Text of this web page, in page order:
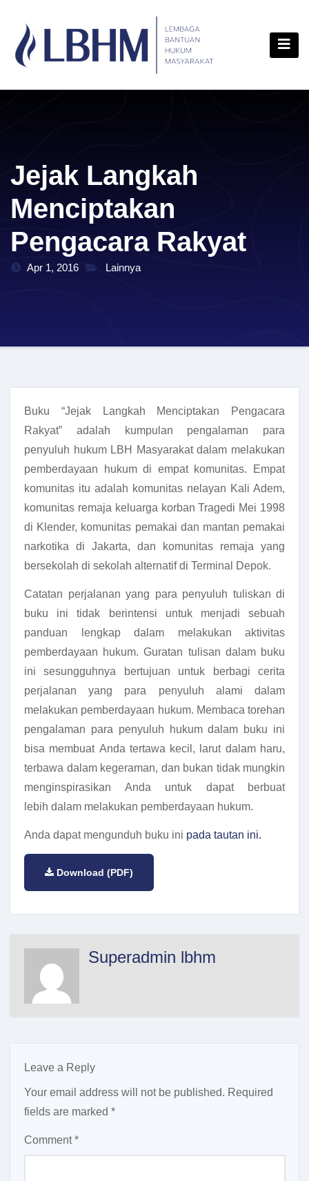
content
Jejak Langkah
Menciptakan
Pengacara Rakyat
Apr 1, 2016 Lainnya
Buku “Jejak Langkah Menciptakan Pengacara
Rakyat” adalah kumpulan pengalaman para
penyuluh hukum LBH Masyarakat dalam melakukan
pemberdayaan hukum di empat komunitas. Empat
komunitas itu adalah komunitas nelayan Kali Adem,
komunitas remaja keluarga korban Tragedi Mei 1998
di Klender, komunitas pemakai dan mantan pemakai
narkotika di Jakarta, dan komunitas remaja yang
bersekolah di sekolah alternatif di Terminal Depok.
Catatan perjalanan yang para penyuluh tuliskan di
buku ini tidak berintensi untuk menjadi sebuah
panduan lengkap dalam melakukan aktivitas
pemberdayaan hukum. Guratan tulisan dalam buku
ini sesungguhnya bertujuan untuk berbagi cerita
perjalanan yang para penyuluh alami dalam
melakukan pemberdayaan hukum. Membaca torehan
pengalaman para penyuluh hukum dalam buku ini
bisa membuat Anda tertawa kecil, larut dalam haru,
terbawa dalam kegeraman, dan bukan tidak mungkin
menginspirasikan Anda untuk dapat berbuat
lebih dalam melakukan pemberdayaan hukum.
Anda dapat mengunduh buku ini pada tautan ini.
Download (PDF)
Superadmin lbhm
Leave a Reply
Your email address will not be published. Required
fields are marked *
Comment*